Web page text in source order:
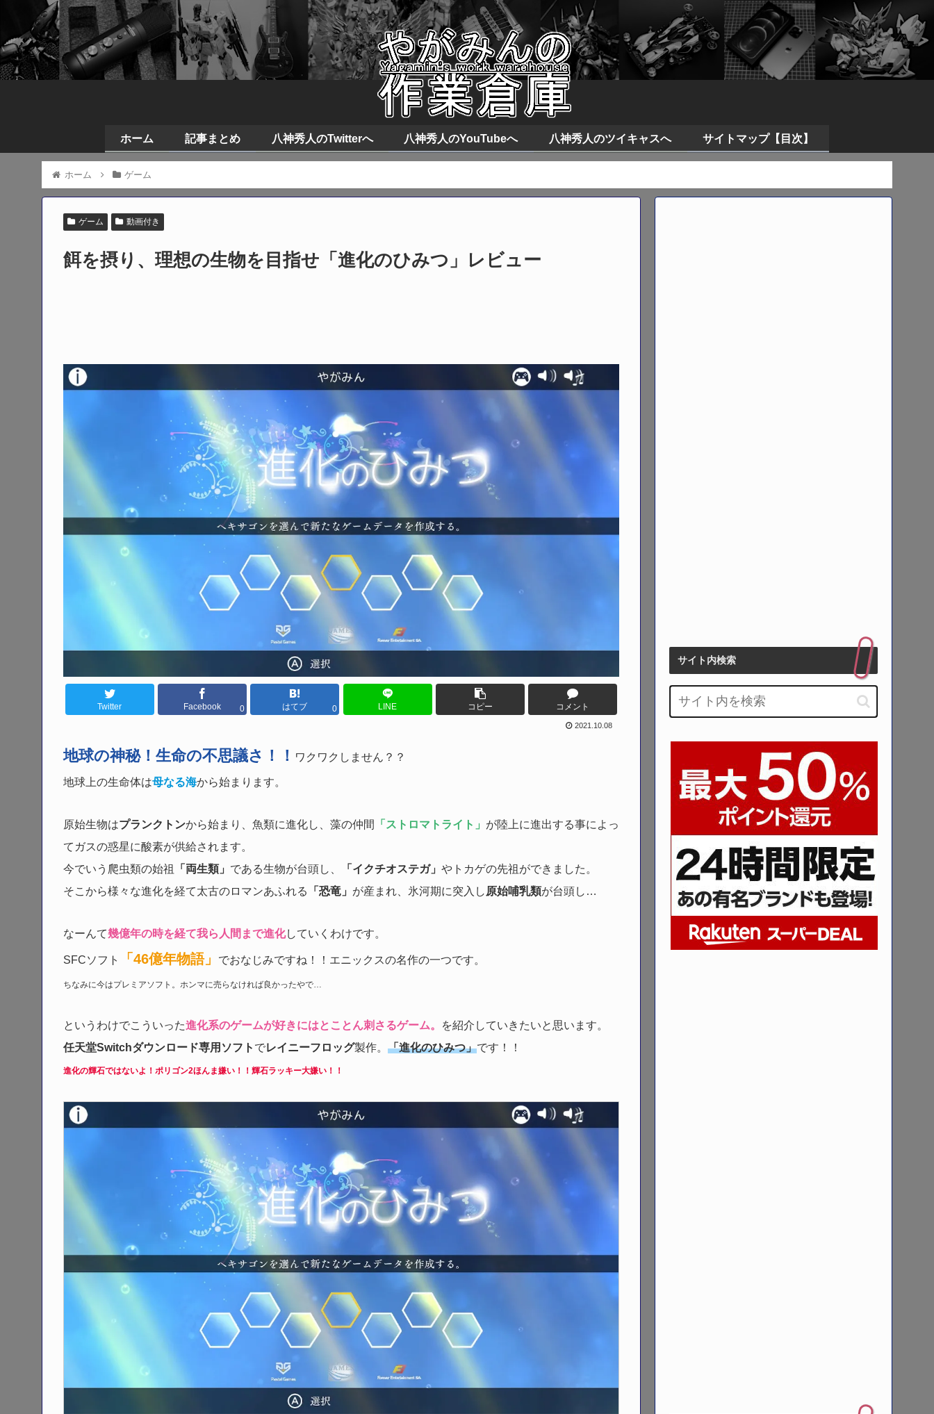
ホーム 記事まとめ 八神秀人のTwitterへ 八神秀人のYouTubeへ 八神秀人のツイキャスへ サイトマップ【目次】
ホーム ゲーム
ゲーム 動画付き
餌を摂り、理想の生物を目指せ「進化のひみつ」レビュー
Twitter Facebook 0 はてブ 0 LINE コピー コメント
2021.10.08
地球の神秘！生命の不思議さ！！ ワクワクしません？？
地球上の生命体は母なる海から始まります。
原始生物はプランクトンから始まり、魚類に進化し、藻の仲間 「ストロマトライト」 が陸上に進出する事によっ
てガスの惑星に酸素が供給されます。
今でいう爬虫類の始祖
「両生類」 である生物が台頭し、 「イクチオステガ」 やトカゲの先祖ができました。
そこから様々な進化を経て太古のロマンあふれる
「恐竜」 が産まれ、氷河期に突入し 原始哺乳類が台頭し…
なーんて幾億年の時を経て我ら人間まで進化していくわけです。
SFCソフト 「46億年物語」 でおなじみですね！！エニックスの名作の一つです。
ちなみに今はプレミアソフト。ホンマに売らなければ良かったやで…
というわけでこういった進化系のゲームが好きにはとことん刺さるゲーム。
を紹介していきたいと思います。
任天堂Switchダウンロード専用ソフト でレイニーフロッグ製作。 「進化のひみつ」です！！
進化の輝石ではないよ！ポリゴン2ほんま嫌い！！輝石ラッキー大嫌い！！
サイト内検索